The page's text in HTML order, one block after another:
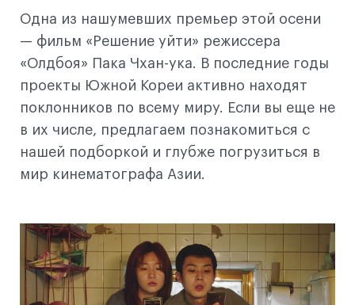
Одна из нашумевших премьер этой осени
— фильм «Решение уйти» режиссера
«Олдбоя» Пака Чхан-ука. В последние годы
проекты Южной Кореи активно находят
поклонников по всему миру. Если вы еще не
в их числе, предлагаем познакомиться с
нашей подборкой и глубже погрузиться в
мир кинематографа Азии.